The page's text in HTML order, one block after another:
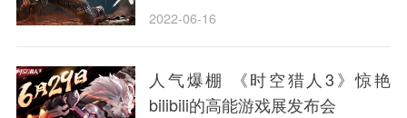
2022-06-16
人气爆棚 《时空猎人3》惊艳
bilibili的高能游戏展发布会